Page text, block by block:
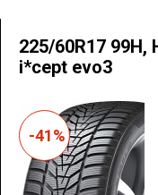
225/60R17 99H,
i*cept evo3
-41%